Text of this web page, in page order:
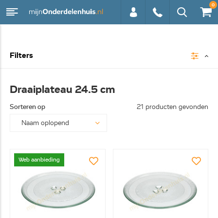
0
Filters
Draaiplateau 24.5 cm
Sorteren op 21 producten gevonden
Web aanbieding